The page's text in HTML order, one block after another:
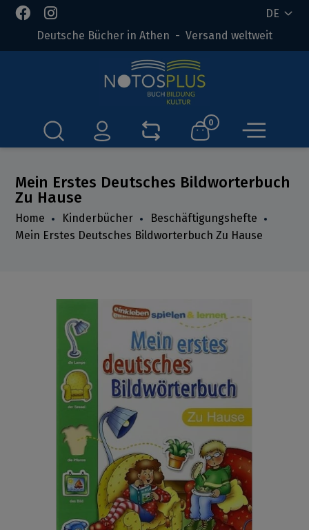
DE
Deutsche Bücher in Athen - Versand weltweit
0
Mein Erstes Deutsches Bildworterbuch
Zu Hause
Home Kinderbücher
Beschäftigungshefte
Mein Erstes Deutsches Bildworterbuch Zu Hause